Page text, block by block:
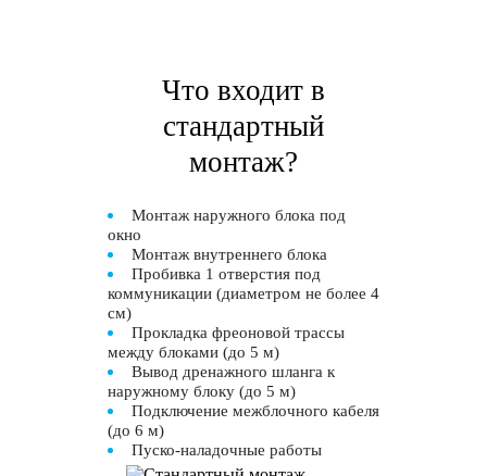
Что входит в
стандартный
монтаж?
Монтаж наружного блока под
окно
Монтаж внутреннего блока
Пробивка 1 отверстия под
коммуникации (диаметром не более 4
см)
Прокладка фреоновой трассы
между блоками (до 5 м)
Вывод дренажного шланга к
наружному блоку (до 5 м)
Подключение межблочного кабеля
(до 6 м)
Пуско-наладочные работы